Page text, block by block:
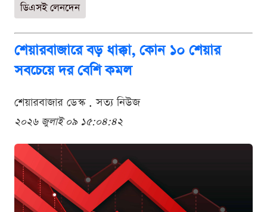
ডিএসই লেনদেন
শেয়ারবাজারে বড় ধাক্কা, কোন ১০ শেয়ার
সবচেয়ে দর বেশি কমল
শেয়ারবাজার ডেস্ক . সত্য নিউজ
২০২৬ জুলাই ০৯ ১৫:০৪:৪২